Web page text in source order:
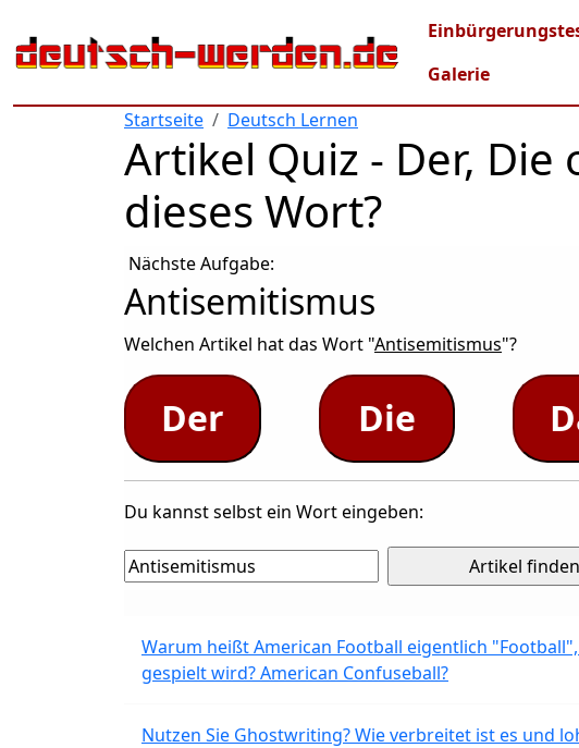
Main
Galerie
Startseite
Deutsch Lernen
Artikel Quiz - Der,
dieses Wort?
Nächste Aufgabe:
Antisemitismus
Welchen Artikel hat das Wort "Antisemitismus"?
Der Die
Du kannst selbst ein Wort eingeben:
Warum heißt American Football eigentlich
gespielt wird? American Confuseball?
Nutzen Sie Ghostwriting? Wie verbreitet ist es und